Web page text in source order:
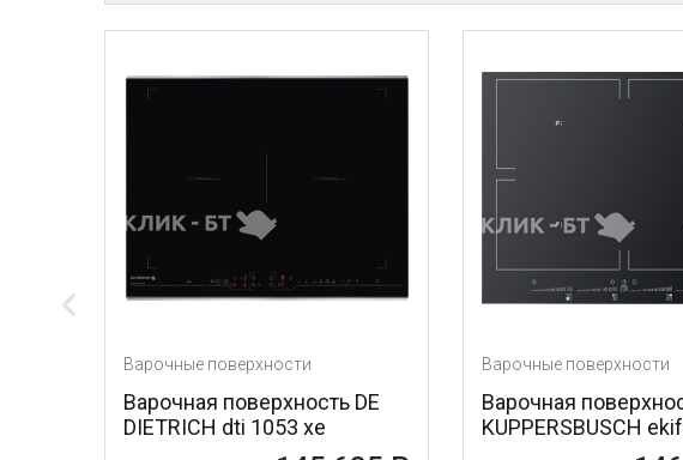
Варочные поверхности
Варочная поверхность DE
DIETRICH dti 1053 xe
Варочные поверхности
Варочная поверхность
KUPPERSBUSCH ekif6940.1